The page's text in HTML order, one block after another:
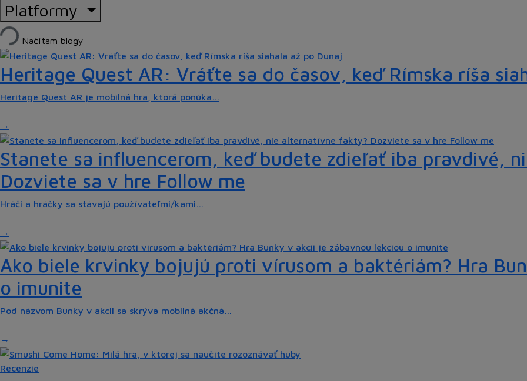
Platformy
Načítam blogy
Heritage Quest AR: Vráťte sa do časov, keď Rímska ríša
Heritage Quest AR je mobilná hra, ktorá ponúka…
Stanete sa influencerom, keď budete zdieľať iba pravdivé,
Dozviete sa v hre Follow me
Hráči a hráčky sa stávajú používateľmi/kami…
Ako biele krvinky bojujú proti vírusom a baktériám? Hra
o imunite
Pod názvom Bunky v akcii sa skrýva mobilná akčná…
Recenzie